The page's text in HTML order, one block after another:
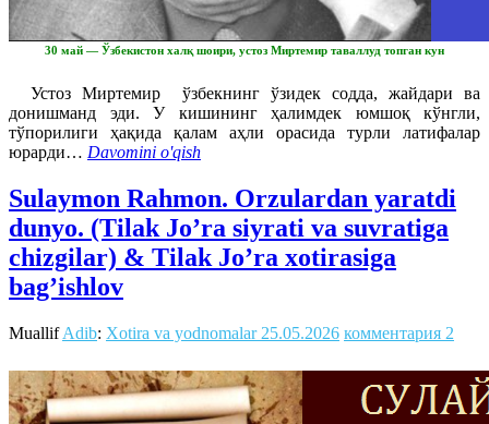
30 май — Ўзбекистон халқ шоири, устоз Миртемир таваллуд топган кун
Устоз Миртемир ўзбекнинг ўзидек содда, жайдари ва
донишманд эди. У кишининг ҳалимдек юмшоқ кўнгли,
тўпорилиги ҳақида қалам аҳли орасида турли латифалар
юрарди… Davomini o'qish
Sulaymon Rahmon. Orzulardan yaratdi
dunyo. (Tilak Jo’ra siyrati va suvratiga
chizgilar) & Tilak Jo’ra xotirasiga
bag’ishlov
MuallifAdib: Xotira va yodnomalar 25.05.2026 комментария 2